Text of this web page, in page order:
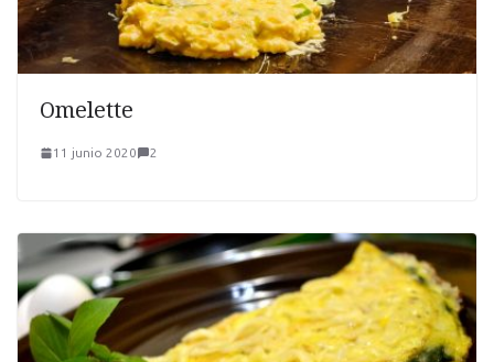
Omelette
11 junio 2020 2